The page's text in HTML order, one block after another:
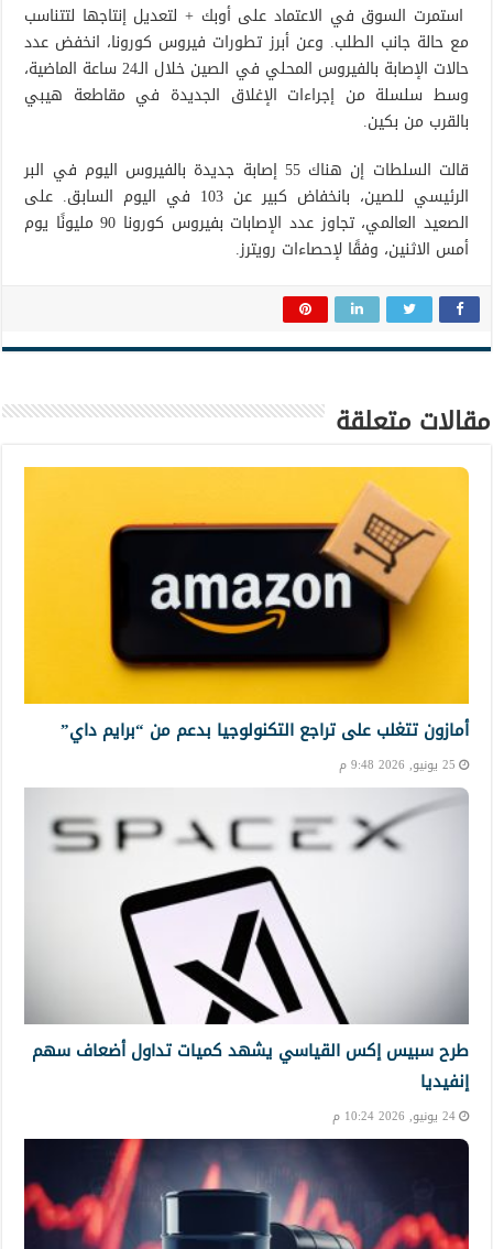
استمرت السوق في الاعتماد على أوبك + لتعديل إنتاجها لتتناسب
مع حالة جانب الطلب. وعن أبرز تطورات فيروس كورونا، انخفض عدد
حالات الإصابة بالفيروس المحلي في الصين خلال الـ24 ساعة الماضية،
وسط سلسلة من إجراءات الإغلاق الجديدة في مقاطعة هيبي
بالقرب من بكين.
قالت السلطات إن هناك 55 إصابة جديدة بالفيروس اليوم في البر
الرئيسي للصين، بانخفاض كبير عن 103 في اليوم السابق. على
الصعيد العالمي، تجاوز عدد الإصابات بفيروس كورونا 90 مليونًا يوم
أمس الاثنين، وفقًا لإحصاءات رويترز.
مقالات متعلقة
أمازون تتغلب على تراجع التكنولوجيا بدعم من “برايم داي”
25 يونيو, 2026 9:48 م
طرح سبيس إكس القياسي يشهد كميات تداول أضعاف سهم
إنفيديا
24 يونيو, 2026 10:24 م